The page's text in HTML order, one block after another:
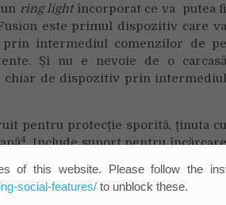
ring lightîncorporat ce va putea fi
este primul dispozitiv care va
intermediul comenzilor de pe
Și nu e nevoie de o carcasă
chiar de dispozitiv prin intermediul
pentru protecție sporită, ținuta cu
4. Include suport pentru
bun prieten al oricărui dependent
este de obicei rezervată pentru
of this website. Please follow the
social-features/to unblock these.